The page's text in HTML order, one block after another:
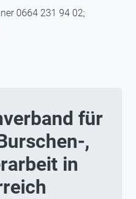
0664 231 94 02;
für
,
in